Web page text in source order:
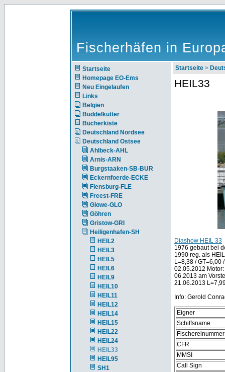
Fischerhäfen in
Startseite
Homepage EO-Ems
Neu Eingelaufen
Links
Belgien
Buddelkutter
Bücherkiste
Deutschland Nordsee
Deutschland Ostsee
Ahlbeck-AHL
Arnis-ARN
Burgstaaken-SB-BUR
Eckernfoerde-ECKE
Flensburg-FLE
Freest-FRE
Glowe-GLO
Göhren
Gristow-GRI
Heiligenhafen-SH
HEIL2
HEIL3
HEIL5
HEIL6
HEIL9
HEIL10
HEIL11
HEIL12
HEIL14
HEIL15
HEIL22
HEIL24
HEIL33
HEIL95
SH1
Startseite >
HEIL33
Diashow HEIL 33
1976 gebaut bei
1990 reg. als
L=8,38 / GT=6,00
02.05.2012
06.2013 am
21.06.2013
Info: Gerold
Eigner
Schiffsname
Fischereinummer
CFR
MMSI
Call Sign